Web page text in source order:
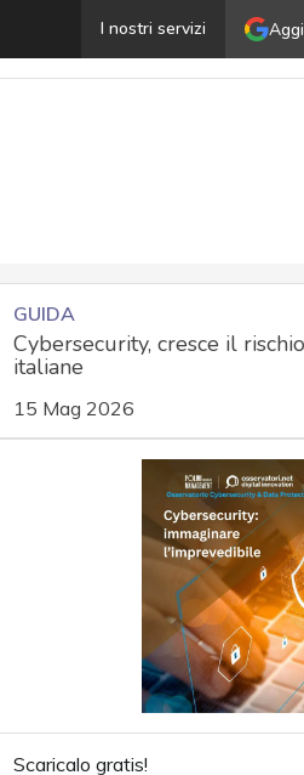
I nostri servizi
L’evoluzione della minaccia
GUIDA
Cybersecurity, cresce il
italiane
15 Mag 2026
Scaricalo gratis!